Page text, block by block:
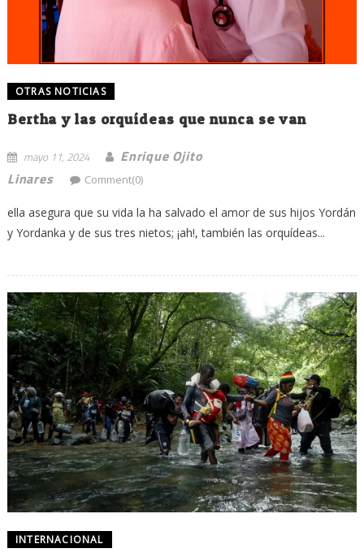
OTRAS NOTICIAS
Bertha y las orquídeas que nunca se van
mayo 11, 2024
Enrique Ojito
Linares
Comment(0)
ella asegura que su vida la ha salvado el amor de sus hijos Yordán
y Yordanka y de sus tres nietos; ¡ah!, también las orquídeas...
INTERNACIONAL